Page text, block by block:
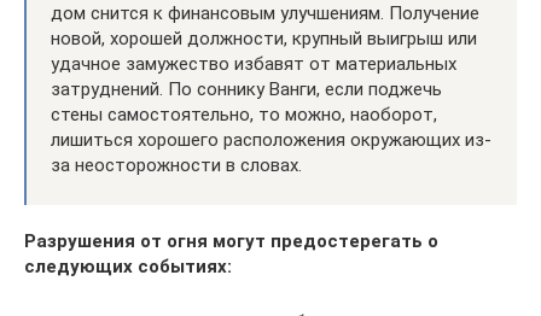
дом снится к финансовым улучшениям. Получение
новой, хорошей должности, крупный выигрыш или
удачное замужество избавят от материальных
затруднений. По соннику Ванги, если поджечь
стены самостоятельно, то можно, наоборот,
лишиться хорошего расположения окружающих из-
за неосторожности в словах.
Разрушения от огня могут предостерегать о
следующих событиях: